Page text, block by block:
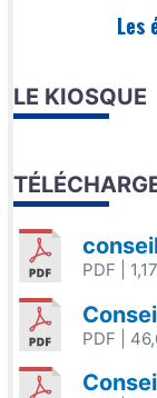
Les
LE KIOSQUE
PDF |
PDF |